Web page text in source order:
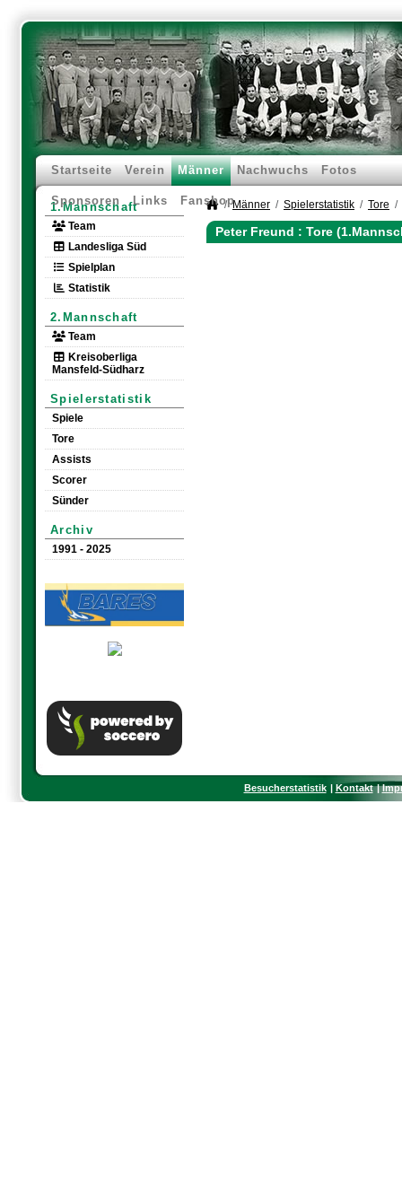
Startseite Verein Männer Nachwuchs Fotos
Sponsoren Links Fanshop
1.Mannschaft
Team
Landesliga Süd
Spielplan
Statistik
2.Mannschaft
Team
Kreisoberliga
Mansfeld-Südharz
Spielerstatistik
Spiele
Tore
Assists
Scorer
Sünder
Archiv
1991 - 2025
Männer Spielerstatistik Tore
Peter Freund : Tore
Besucherstatistik Kontakt